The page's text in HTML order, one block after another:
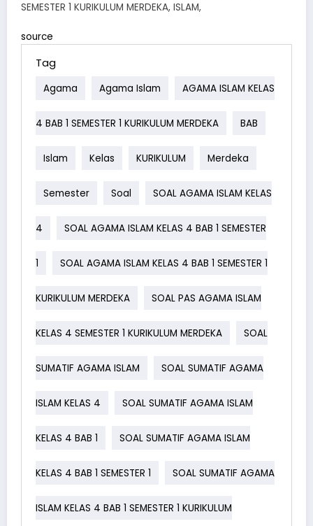
SEMESTER 1 KURIKULUM MERDEKA, ISLAM,
source
Tag
Agama Agama Islam AGAMA ISLAM KELAS
4 BAB 1 SEMESTER 1 KURIKULUM MERDEKA BAB
Islam Kelas KURIKULUM Merdeka
Semester Soal SOAL AGAMA ISLAM KELAS
4 SOAL AGAMA ISLAM KELAS 4 BAB 1 SEMESTER
1 SOAL AGAMA ISLAM KELAS 4 BAB 1 SEMESTER 1
KURIKULUM MERDEKA SOAL PAS AGAMA ISLAM
KELAS 4 SEMESTER 1 KURIKULUM MERDEKA SOAL
SUMATIF AGAMA ISLAM SOAL SUMATIF AGAMA
ISLAM KELAS 4 SOAL SUMATIF AGAMA ISLAM
KELAS 4 BAB 1 SOAL SUMATIF AGAMA ISLAM
KELAS 4 BAB 1 SEMESTER 1 SOAL SUMATIF AGAMA
ISLAM KELAS 4 BAB 1 SEMESTER 1 KURIKULUM